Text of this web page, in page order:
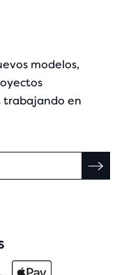
modelos,
trabajando en